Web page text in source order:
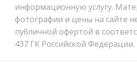
информационную услугу.
фотографии и цены на сайте
публичной офертой в
437 ГК Российской Федерации.